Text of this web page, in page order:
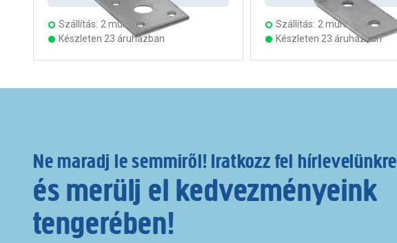
Szállítás: 2 munkanap
Készleten 23 áruházban
Szállítás: 2 munkanap
Készleten 23 áruházban
Ne maradj le semmiről! Iratkozz fel hírlevelünkre
és merülj el kedvezményeink
tengerében!